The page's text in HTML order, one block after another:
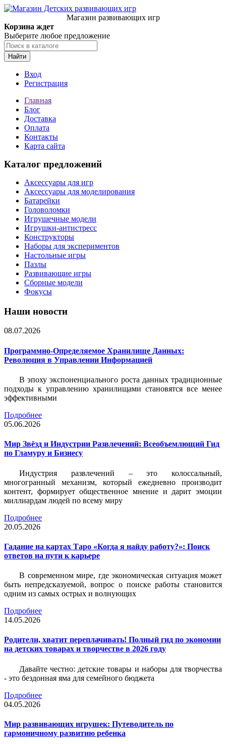
Магазин развивающих игр
Корзина ждет
Выберите любое предложение
Найти
Вход
Регистрация
Главная
Блог
Доставка
Оплата
Контакты
Карта сайта
Каталог предложений
Аксессуары для игр
Аксессуары для моделирования
Батарейки
Головоломки
Игрушечные модели
Игрушки-антистресс
Конструкторы
Наборы для экспериментов
Настольные игры
Пазлы
Развивающие игры
Сборные модели
Фокусы
Наши новости
08.07.2026
Программно-Определяемое Хранилище Данных:
Революция в Управлении Информацией
В эпоху экспоненциального роста данных традиционные
подходы к управлению хранилищами становятся все менее
эффективными
Подробнее
05.06.2026
Мир Звёзд и Индустрии Развлечений: Всеобъемлющий Гид
по Гламуру и Бизнесу
Индустрия развлечений – это колоссальный,
многогранный механизм, который ежедневно производит
контент, формирует общественное мнение и дарит эмоции
миллиардам людей по всему миру
Подробнее
20.05.2026
Гадание на картах Таро «Когда я найду работу?»: Поиск
ответов на пути к карьере
В современном мире, где экономическая ситуация может
быть непредсказуемой, вопрос о поиске работы становится
одним из самых острых и волнующих
Подробнее
14.05.2026
Родители, хватит переплачивать! Полный гид по экономии
на детских товарах и творчестве в 2026 году
Давайте честно: детские товары и наборы для творчества
- это бездонная яма для семейного бюджета
Подробнее
04.05.2026
Мир развивающих игрушек: Путеводитель по
гармоничному развитию ребенка